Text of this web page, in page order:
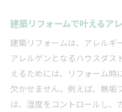
建築リフォームで
家族を守るための
建築リフォームで
る方法
無垢材を活用した心地
建築リフォームで叶えるア
建築リフォームは、アレルギ
アレルゲンとなるハウスダス
えるためには、リフォーム時
欠かせません。例えば、無垢
は、湿度をコントロールし、